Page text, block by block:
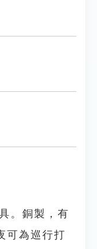
。銅製，有
可為巡行打